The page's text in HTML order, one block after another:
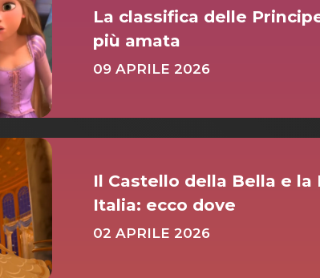
La classifica delle
più amata
09 APRILE 2026
Il Castello della Bella e
Italia: ecco dove
02 APRILE 2026